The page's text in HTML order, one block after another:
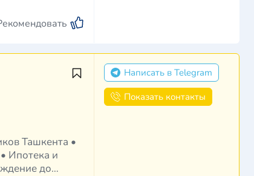
Ипотека и
до
Написать в Telegram
Показать контакты